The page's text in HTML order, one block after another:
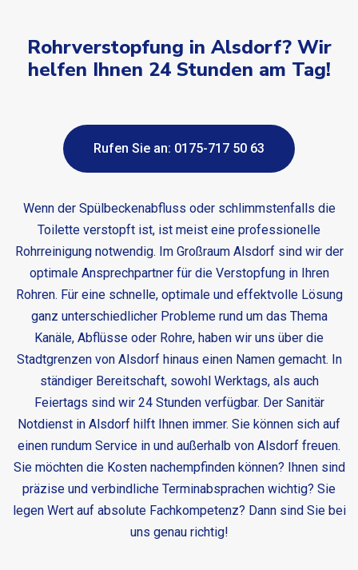
Rohrverstopfung in Alsdorf? Wir
helfen Ihnen 24 Stunden am Tag!
Rufen Sie an: 0175-717 50 63
Wenn der Spülbeckenabfluss oder schlimmstenfalls die
Toilette verstopft ist, ist meist eine professionelle
Rohrreinigung notwendig. Im Großraum Alsdorf sind wir der
optimale Ansprechpartner für die Verstopfung in Ihren
Rohren. Für eine schnelle, optimale und effektvolle Lösung
ganz unterschiedlicher Probleme rund um das Thema
Kanäle, Abflüsse oder Rohre, haben wir uns über die
Stadtgrenzen von Alsdorf hinaus einen Namen gemacht. In
ständiger Bereitschaft, sowohl Werktags, als auch
Feiertags sind wir 24 Stunden verfügbar. Der Sanitär
Notdienst in Alsdorf hilft Ihnen immer. Sie können sich auf
einen rundum Service in und außerhalb von Alsdorf freuen.
Sie möchten die Kosten nachempfinden können? Ihnen sind
präzise und verbindliche Terminabsprachen wichtig? Sie
legen Wert auf absolute Fachkompetenz? Dann sind Sie bei
uns genau richtig!